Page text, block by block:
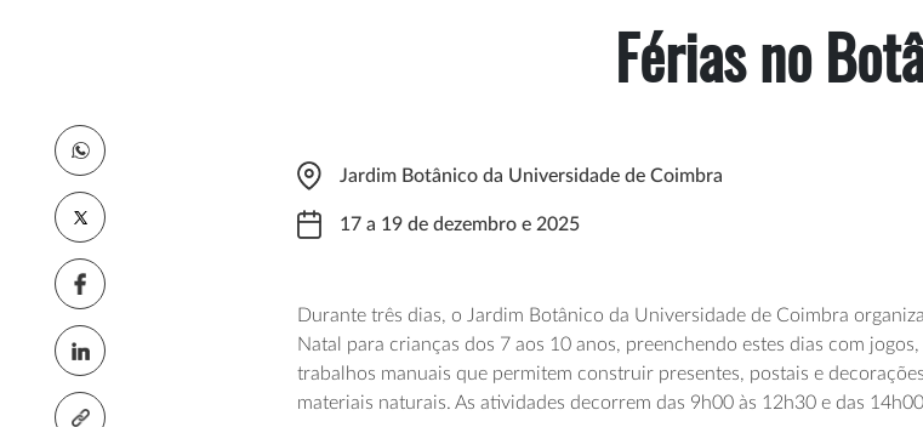
Férias no
Jardim Botânico da Universidade de Coimbra
17 a 19 de dezembro e 2025
Durante três dias, o Jardim Botânico da Universidade de Coimbra
Natal para crianças dos 7 aos 10 anos, preenchendo estes dias com
trabalhos manuais que permitem construir presentes, postais e
materiais naturais. As atividades decorrem das 9h00 às 12h30 e das